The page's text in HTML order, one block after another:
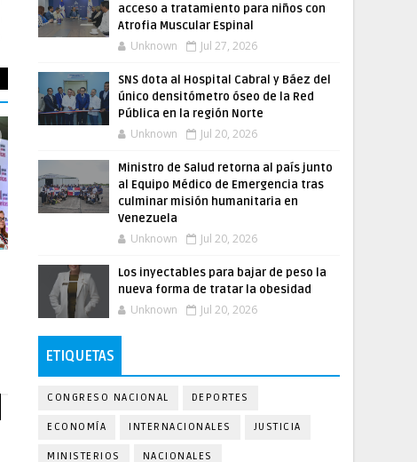
acceso a tratamiento para niños con
Atrofia Muscular Espinal
Unknown Jul 27, 2026
SNS dota al Hospital Cabral y Báez del
único densitómetro óseo de la Red
Pública en la región Norte
Unknown Jul 20, 2026
Ministro de Salud retorna al país junto
al Equipo Médico de Emergencia tras
culminar misión humanitaria en
Venezuela
Unknown Jul 20, 2026
Los inyectables para bajar de peso la
nueva forma de tratar la obesidad
Unknown Jul 20, 2026
ETIQUETAS
CONGRESO NACIONAL DEPORTES
ECONOMÍA INTERNACIONALES JUSTICIA
MINISTERIOS NACIONALES